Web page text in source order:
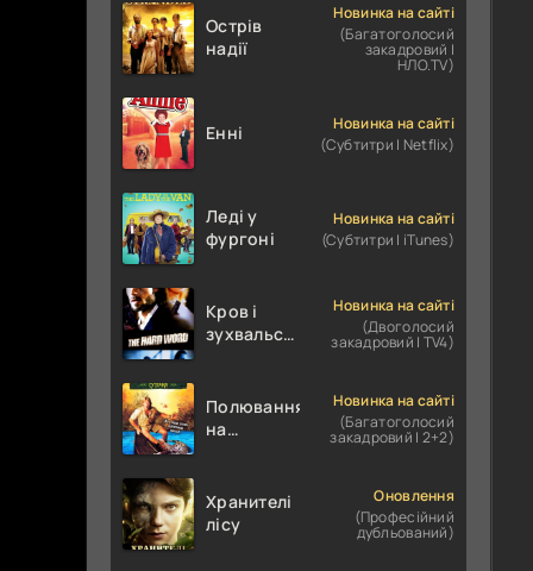
Острів
надії
Новинка на сайті
(Багатоголосий
закадровий |
НЛО.TV)
Енні
Новинка на сайті
(Субтитри | Netflix)
Леді у
фургоні
Новинка на сайті
(Субтитри | iTunes)
Кров і
зухвальство
Новинка на сайті
(Двоголосий
закадровий | TV4)
Полювання
на
Новинка на сайті
(Багатоголосий
закадровий | 2+2)
Хранителі
лісу
Оновлення
(Професійний
дубльований)